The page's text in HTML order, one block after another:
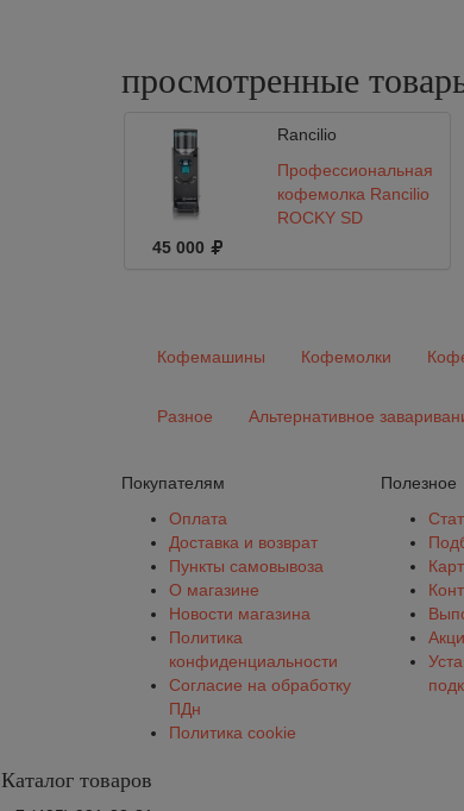
просмотренные
Rancilio
Профессиональная
кофемолка Rancilio
ROCKY SD
45 000
Кофемашины Кофемолки
Разное Альтернативное
Покупателям
Оплата
Доставка и возврат
Пункты самовывоза
О магазине
Новости магазина
Политика
конфиденциальности
Согласие на обработку
ПДн
Политика cookie
Полезное
Каталог товаров